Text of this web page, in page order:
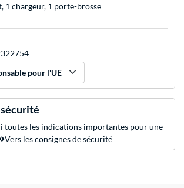
1 chargeur, 1 porte-brosse
pour l'UE
toutes les indications importantes pour une
Vers les consignes de sécurité